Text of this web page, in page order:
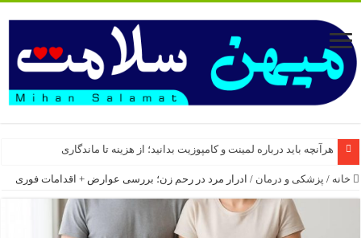
هرآنچه باید درباره لمینت و کامپوزیت بدانید؛ از هزینه تا ماندگاری
خانه / پزشکی و درمان / ادرار مرد در رحم زن؛ بررسی عوارض + اقدامات فوری